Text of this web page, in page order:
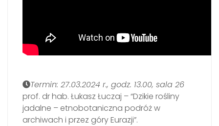
Termin: 27.03.2024 r., godz. 13.00, sala 26
prof. dr hab. Łukasz Łuczaj – “Dzikie rośliny
jadalne – etnobotaniczna podróż w
archiwach i przez góry Eurazji”.